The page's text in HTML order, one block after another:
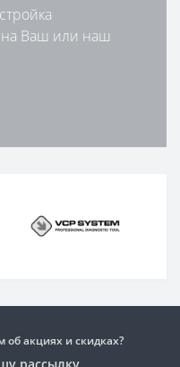
на Ваш или наш
об акциях и скидках?